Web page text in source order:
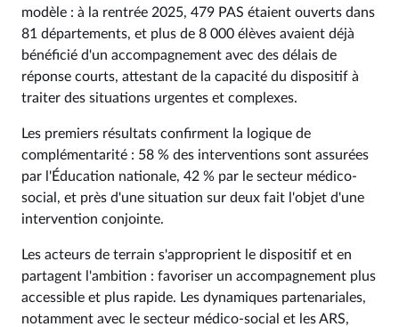
modèle : à la rentrée 2025, 479 PAS étaient ouverts dans
81 départements, et plus de 8 000 élèves avaient déjà
bénéficié d'un accompagnement avec des délais de
réponse courts, attestant de la capacité du dispositif à
traiter des situations urgentes et complexes.
Les premiers résultats confirment la logique de
complémentarité : 58 % des interventions sont assurées
par l'Éducation nationale, 42 % par le secteur médico-
social, et près d'une situation sur deux fait l'objet d'une
intervention conjointe.
Les acteurs de terrain s'approprient le dispositif et en
partagent l'ambition : favoriser un accompagnement plus
accessible et plus rapide. Les dynamiques partenariales,
notamment avec le secteur médico-social et les ARS,